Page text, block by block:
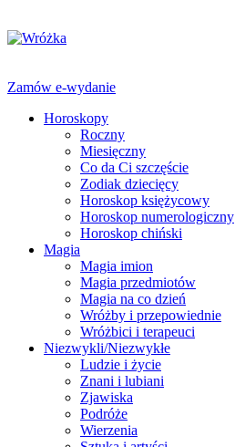
Zamów e-wydanie
Horoskopy
Roczny
Miesięczny
Co da Ci szczęście
Zodiak dziecięcy
Horoskop księżycowy
Horoskop numerologiczny
Horoskop chiński
Magia
Magia imion
Magia przedmiotów
Magia na co dzień
Wróżby i przepowiednie
Wróżbici i terapeuci
Niezwykli/Niezwykłe
Ludzie i życie
Znani i lubiani
Zjawiska
Podróże
Wierzenia